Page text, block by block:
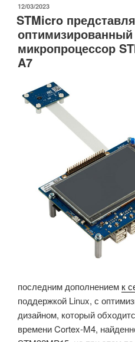
Arm
Cortex-
M33
RA4E2
и
200
МГц
RA6E2
носимых
устройств,
датчиков
бытовой
ОПУБЛИКОВАНО
12/03/2023
STMicro
микропроцессор
A7
последним дополнением к
поддержкой Linux, с
дизайном, который
времени Cortex-M4,